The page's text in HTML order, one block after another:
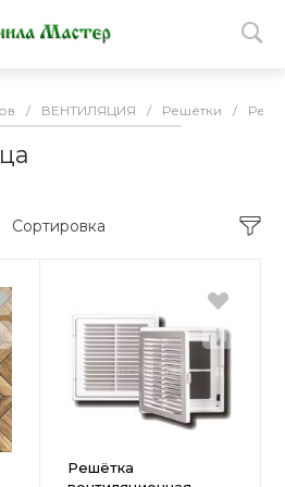
/ ВЕНТИЛЯЦИЯ / Решётки /
Сортировка
Решётка